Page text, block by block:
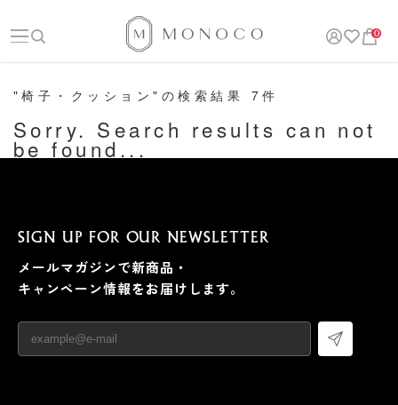
0
"椅子・クッション"の検索結果 7件
Sorry. Search results can not
be found...
SIGN UP FOR OUR NEWSLETTER
メールマガジンで新商品・
キャンペーン情報をお届けします。